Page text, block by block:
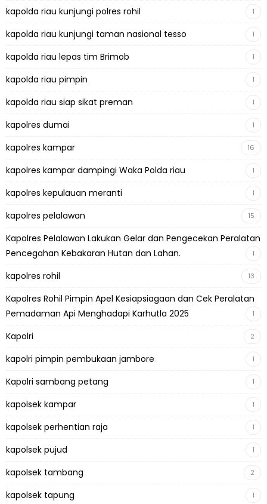
kapolda riau kunjungi polres rohil 1
kapolda riau kunjungi taman nasional tesso 1
kapolda riau lepas tim Brimob 1
kapolda riau pimpin 1
kapolda riau siap sikat preman 1
kapolres dumai 1
kapolres kampar 16
kapolres kampar dampingi Waka Polda riau 1
kapolres kepulauan meranti 1
kapolres pelalawan 15
Kapolres Pelalawan Lakukan Gelar dan Pengecekan Peralatan
Pencegahan Kebakaran Hutan dan Lahan.
1
kapolres rohil 13
Kapolres Rohil Pimpin Apel Kesiapsiagaan dan Cek Peralatan
Pemadaman Api Menghadapi Karhutla 2025
1
Kapolri 2
kapolri pimpin pembukaan jambore 1
Kapolri sambang petang 1
kapolsek kampar 1
kapolsek perhentian raja 1
kapolsek pujud 1
kapolsek tambang 2
kapolsek tapung 1